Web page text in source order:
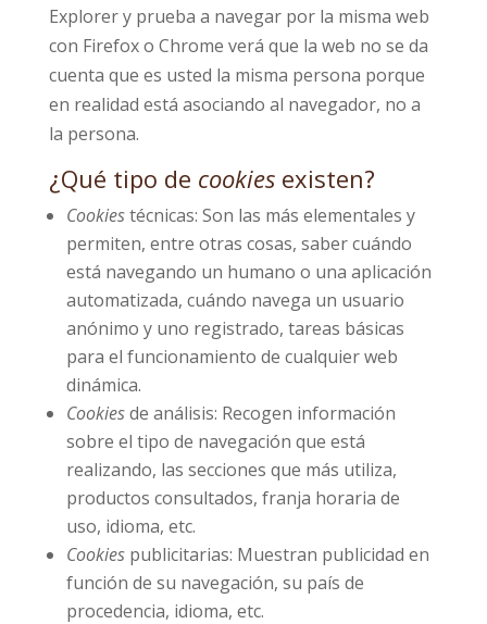
Explorer y prueba a navegar por la misma web
con Firefox o Chrome verá que la web no se da
cuenta que es usted la misma persona porque
en realidad está asociando al navegador, no a
la persona.
¿Qué tipo de cookiesexisten?
Cookiestécnicas: Son las más elementales y
permiten, entre otras cosas, saber cuándo
está navegando un humano o una aplicación
automatizada, cuándo navega un usuario
anónimo y uno registrado, tareas básicas
para el funcionamiento de cualquier web
dinámica.
Cookiesde análisis: Recogen información
sobre el tipo de navegación que está
realizando, las secciones que más utiliza,
productos consultados, franja horaria de
uso, idioma, etc.
Cookiespublicitarias: Muestran publicidad en
función de su navegación, su país de
procedencia, idioma, etc.